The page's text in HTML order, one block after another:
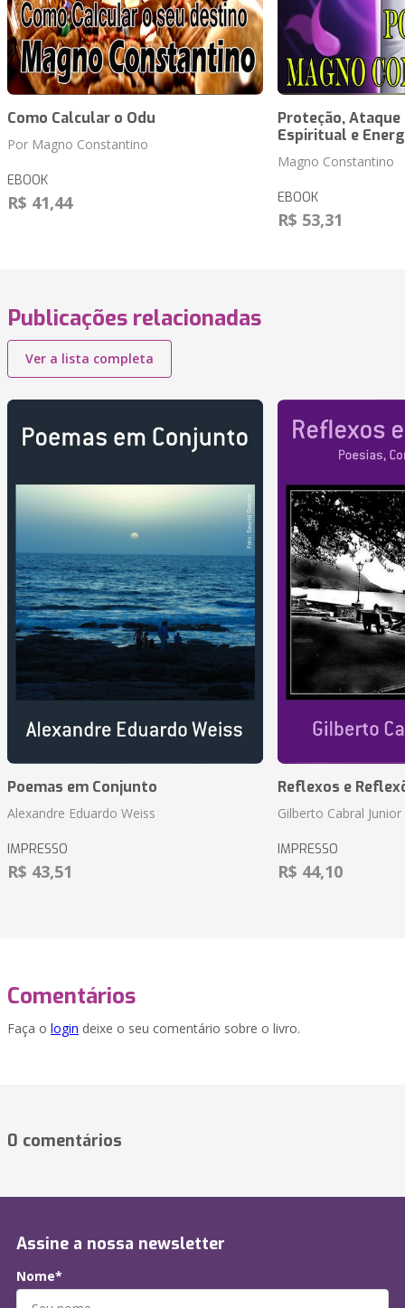
Como Calcular o Odu
Por Magno Constantino
EBOOK
R$ 41,44
Proteção, Ataque
Espiritual e
Magno Constantino
EBOOK
R$ 53,31
Publicações relacionadas
Ver a lista completa
Poemas em Conjunto
Alexandre Eduardo Weiss
IMPRESSO
R$ 43,51
Reflexos e
Gilberto Cabral Junior
IMPRESSO
R$ 44,10
Comentários
Faça o login deixe o seu comentário sobre o livro.
0 comentários
Assine a nossa newsletter
Nome*